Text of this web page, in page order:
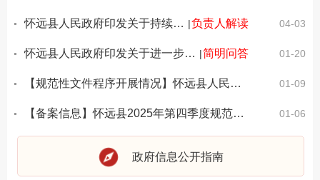
|负责人解读
怀远县人民政府印发关于持续开展芡河湖环境整治工作实施方案的通知 04-03
|简明问答
怀远县人民政府印发关于进一步规范农村宅基地审批管理工作的实施意见的通知 01-20
【规范性文件程序开展情况】怀远县人民政府关于公布修改怀远县烟花爆竹燃放管理规定的决定的通知 01-09
【备案信息】怀远县2025年第四季度规范性文件备案情况 01-06
政府信息公开指南